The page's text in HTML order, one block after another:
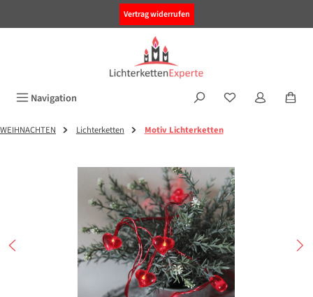
Vertrag widerrufen
Navigation
WEIHNACHTEN Lichterketten Motiv Lichterketten
Bildergalerie überspringen